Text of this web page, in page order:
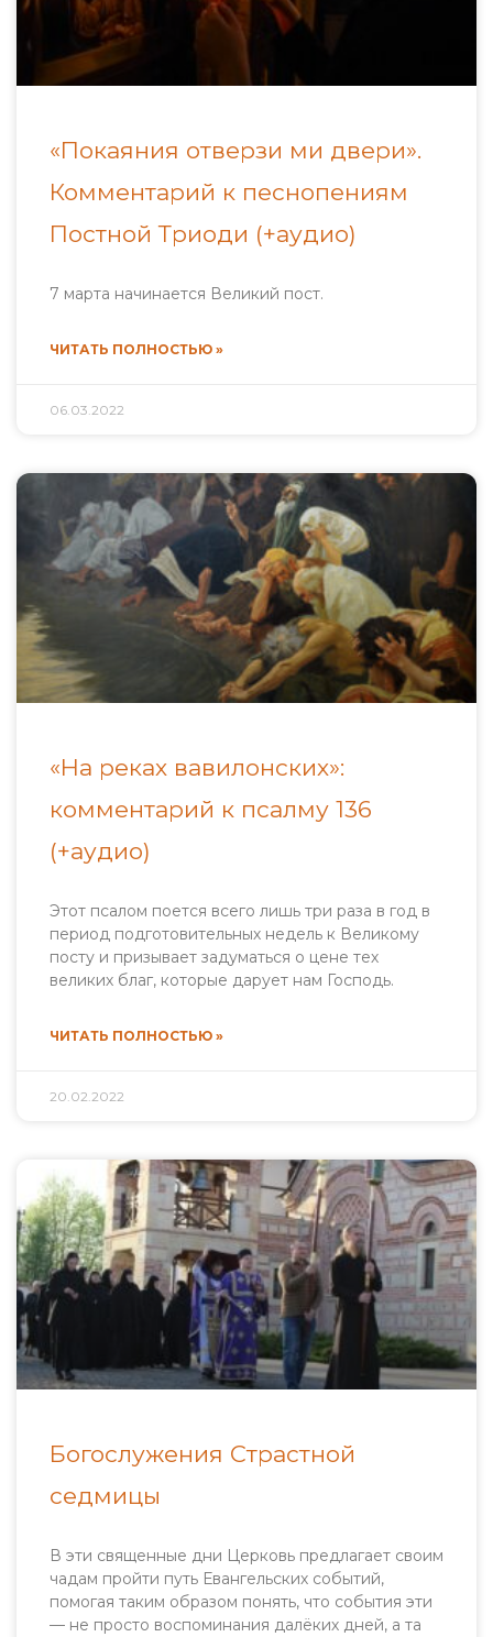
«Покаяния отверзи ми двери».
Комментарий к песнопениям
Постной Триоди (+аудио)
7 марта начинается Великий пост.
ЧИТАТЬ ПОЛНОСТЬЮ »
06.03.2022
«На реках вавилонских»:
комментарий к псалму 136
(+аудио)
Этот псалом поется всего лишь три раза в год в
период подготовительных недель к Великому
посту и призывает задуматься о цене тех
великих благ, которые дарует нам Господь.
ЧИТАТЬ ПОЛНОСТЬЮ »
20.02.2022
Богослужения Страстной
седмицы
В эти священные дни Церковь предлагает своим
чадам пройти путь Евангельских событий,
помогая таким образом понять, что события эти
— не просто воспоминания далёких дней, а та